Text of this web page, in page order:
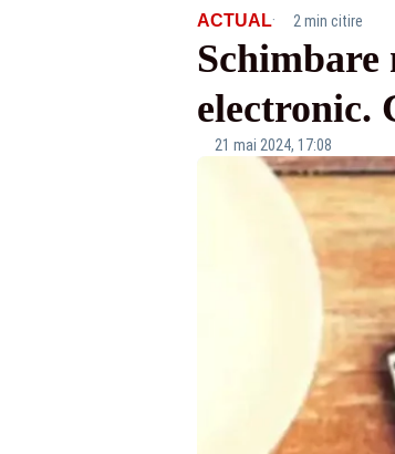
ACTUAL· 2 min citire
Schimbare
electronic.
21 mai 2024, 17:08